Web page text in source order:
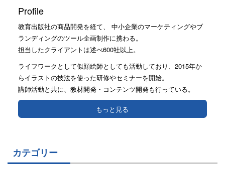
Profile
教育出版社の商品開発を経て、 中小企業のマーケティングやブ
ランディングのツール企画制作に携わる。
担当したクライアントは述べ600社以上。
ライフワークとして似顔絵師としても活動しており、2015年か
らイラストの技法を使った研修やセミナーを開始。
講師活動と共に、教材開発・コンテンツ開発も行っている。
もっと見る
カテゴリー